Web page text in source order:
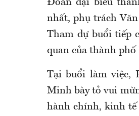
Đoàn đại biểu
nhất, phụ trách
Tham dự buổi tiếp
quan của thành phố
Tại buổi làm việc,
Minh bày tỏ vui
hành chính, kinh tế